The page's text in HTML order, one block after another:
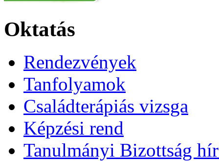
Oktatás
Rendezvények
Tanfolyamok
Családterápiás vizsga
Képzési rend
Tanulmányi Bizottság